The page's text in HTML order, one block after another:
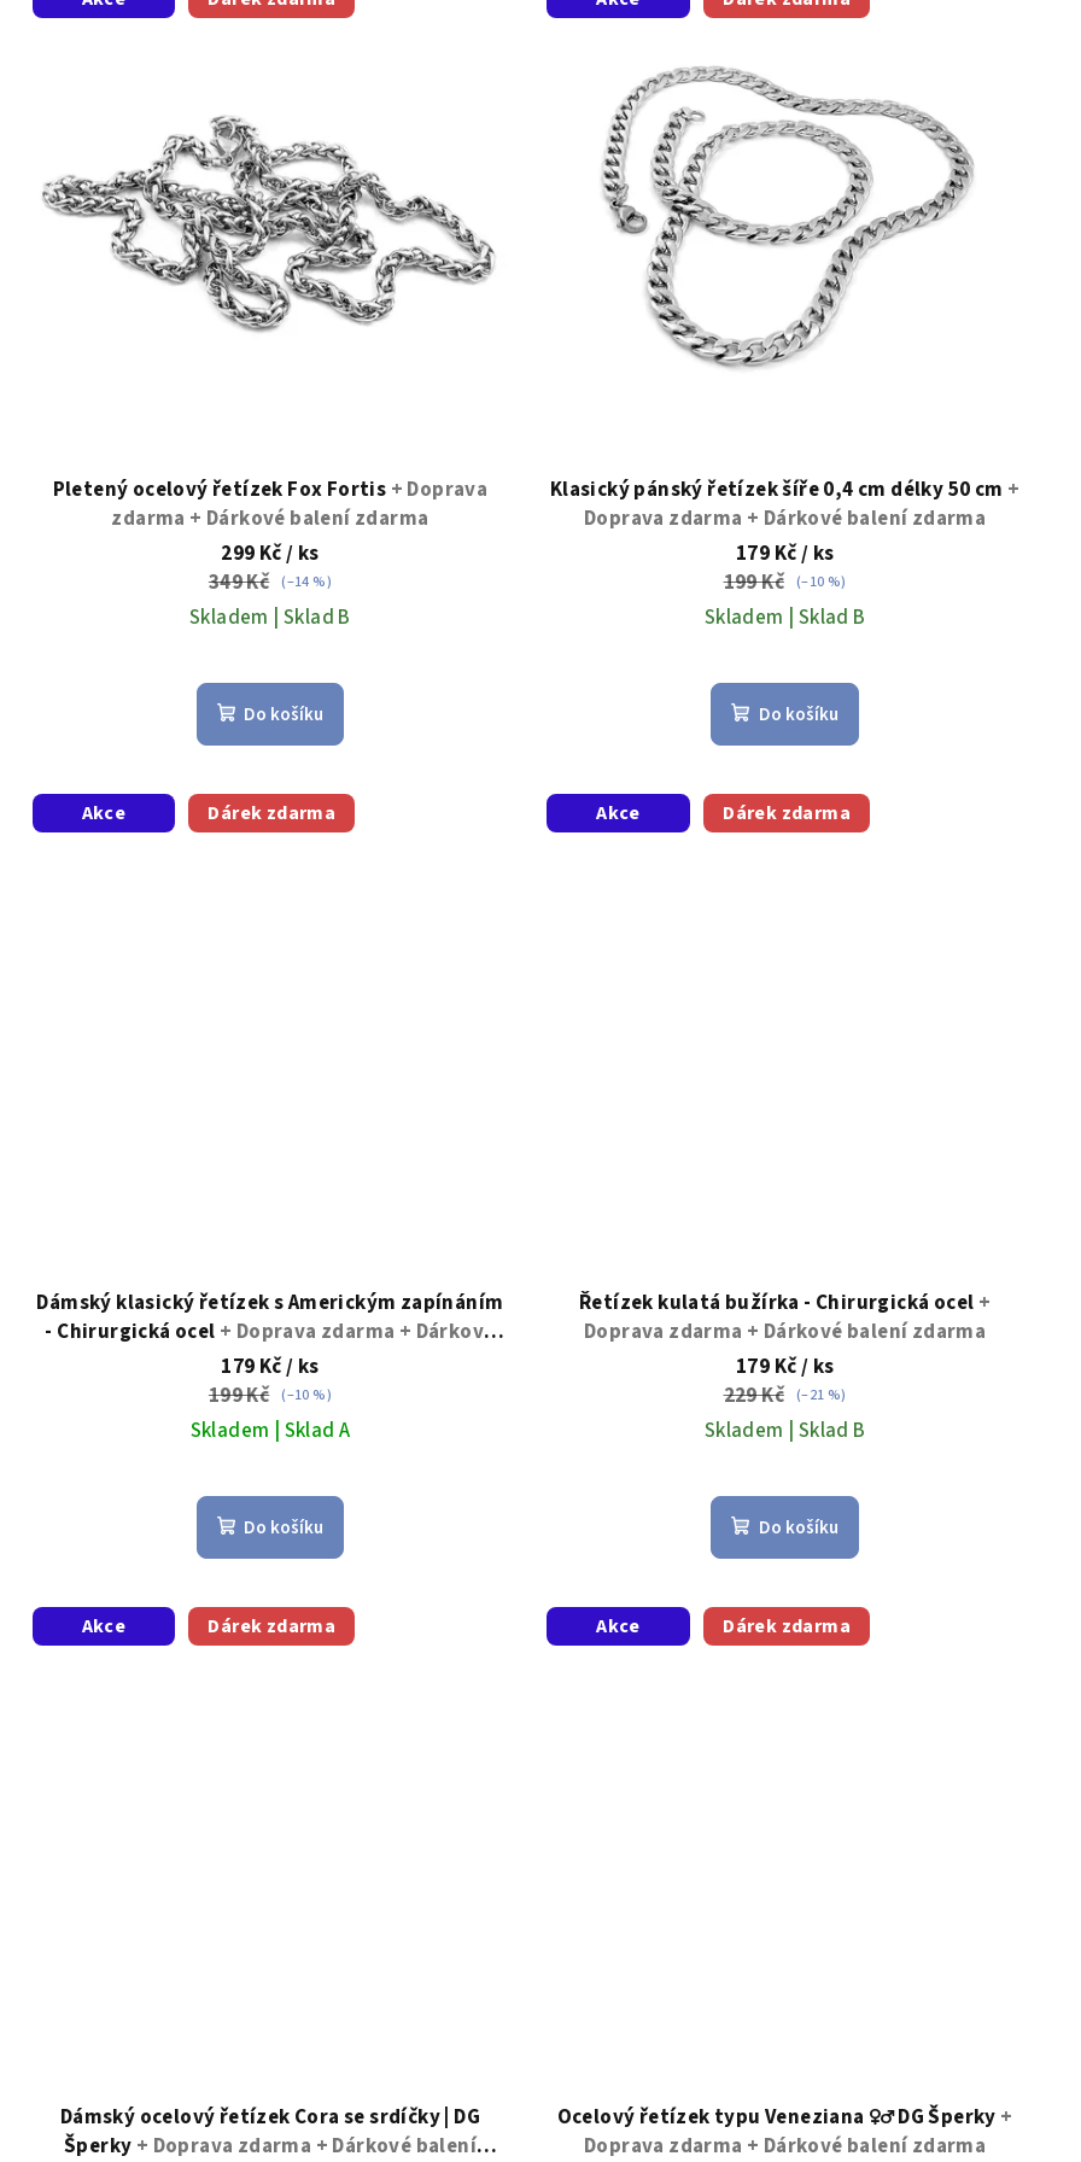
Pletený ocelový řetízek Fox Fortis + Doprava
zdarma + Dárkové balení zdarma
299 Kč/ ks
349 Kč (–14 %)
Skladem | Sklad B
hodnocení
produktu
je
z
5
Do košíku
Klasický pánský řetízek šíře 0,4 cm délky 50 cm +
Doprava zdarma + Dárkové balení zdarma
179 Kč/ ks
199 Kč (–10 %)
Skladem | Sklad B
hodnocení
produktu
je
z
5
Do košíku
Akce Dárek zdarma
Dámský klasický řetízek s Americkým zapínáním
- Chirurgická ocel + Doprava zdarma + Dárkové
balení zdarma
179 Kč/ ks
199 Kč (–10 %)
Skladem | Sklad A
Do košíku
Akce Dárek zdarma
Řetízek kulatá bužírka - Chirurgická ocel +
Doprava zdarma + Dárkové balení zdarma
179 Kč/ ks
229 Kč (–21 %)
Skladem | Sklad B
Do košíku
Akce Dárek zdarma
Dámský ocelový řetízek Cora se srdíčky | DG
Šperky + Doprava zdarma + Dárkové balení
Akce Dárek zdarma
Ocelový řetízek typu Veneziana ♀️♂️ DG Šperky +
Doprava zdarma + Dárkové balení zdarma